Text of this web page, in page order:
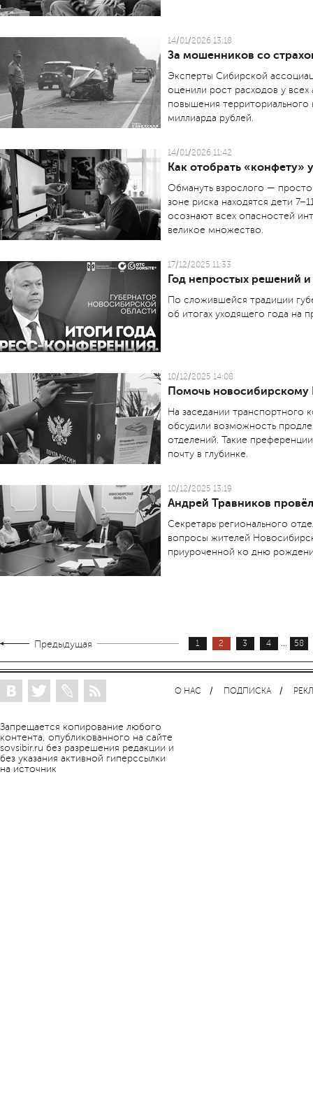
14/01/2026 13:18
За мошенников со
Эксперты Сибирской
оценили рост расходов у всех
повышения
миллиарда рублей.
14/01/2026 11:42
Как отобрать «конфету»
Обмануть взрослого —
зоне риска находятся дети
осознают всех опасностей
великое множество.
17/12/2025 11:33
Год непростых решений
По сложившейся традиции
об итогах уходящего года на
10/12/2025 14:08
Помочь новосибирскому
На заседании транспортного
обсудили возможность
отделений. Такие
почту в глубинке.
10/12/2025 13:19
Андрей Травников
Секретарь регионального
вопросы жителей
приуроченной ко дню
Предыдущая 1 2 3 4 ... 58
Запрещается копирование любого
контента, опубликованного на сайте
sovsibir.ru без разрешения редакции и
без указания активной гиперссылки
на источник
О НАС ПОДПИСКА